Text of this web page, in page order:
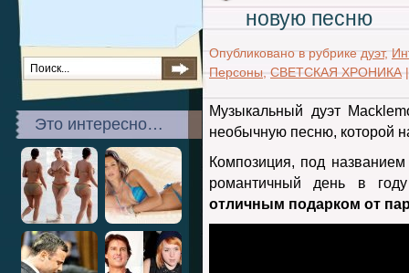
Это интересно…
новую песню
Опубликовано в рубрике дуэт,
Персоны СВЕТСКАЯ ХРОНИКА
Музыкальный дуэт
необычную песню, которой
Композиция, под
романтичный день в
отличным подарком от